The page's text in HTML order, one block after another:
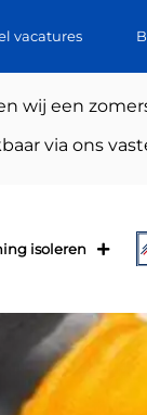
vacatures
wij een
via ons
isoleren